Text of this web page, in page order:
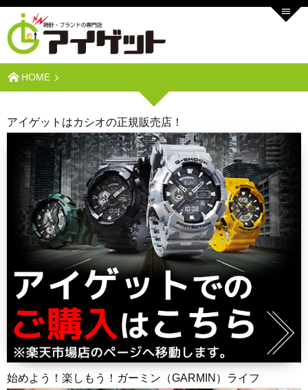
HOME
アイゲットはカシオの正規販売店！
始めよう！楽しもう！ガーミン（GARMIN）ライフ